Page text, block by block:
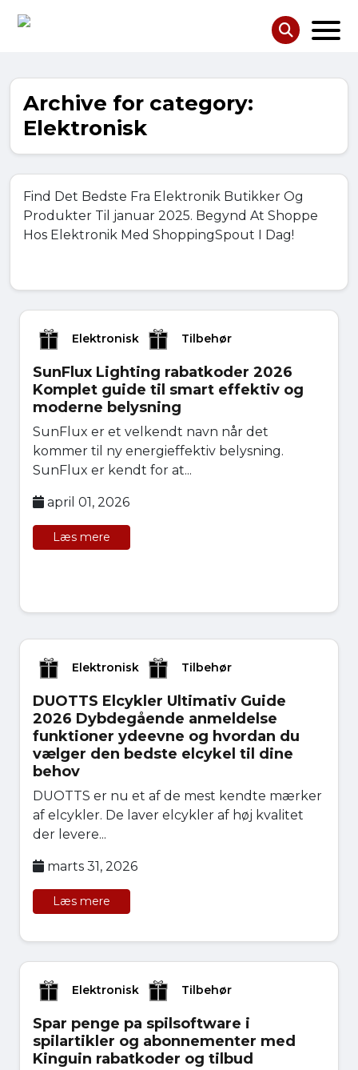
Archive for category:
Elektronisk
Find Det Bedste Fra Elektronik Butikker Og
Produkter Til januar 2025. Begynd At Shoppe
Hos Elektronik Med ShoppingSpout I Dag!
Elektronisk Tilbehør
SunFlux Lighting rabatkoder 2026
Komplet guide til smart effektiv og
moderne belysning
SunFlux er et velkendt navn når det
kommer til ny energieffektiv belysning.
SunFlux er kendt for at...
april 01, 2026
Læs mere
Elektronisk Tilbehør
DUOTTS Elcykler Ultimativ Guide
2026 Dybdegående anmeldelse
funktioner ydeevne og hvordan du
vælger den bedste elcykel til dine
behov
DUOTTS er nu et af de mest kendte mærker
af elcykler. De laver elcykler af høj kvalitet
der levere...
marts 31, 2026
Læs mere
Elektronisk Tilbehør
Spar penge pa spilsoftware i
spilartikler og abonnementer med
Kinguin rabatkoder og tilbud